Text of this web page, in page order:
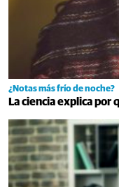
¿Notas más frío de noche?
La ciencia explica por